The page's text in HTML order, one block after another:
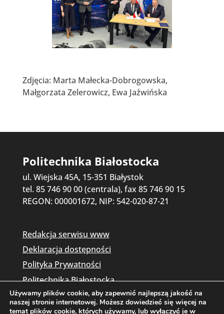
Zdjęcia: Marta Małecka-Dobrogowska,
Małgorzata Zelerowicz, Ewa Jaźwińska
Politechnika Białostocka
ul. Wiejska 45A, 15-351 Białystok
tel. 85 746 90 00 (centrala), fax 85 746 90 15
REGON: 000001672, NIP: 542-020-87-21
Redakcja serwisu www
Deklaracja dostępności
Polityka Prywatności
Politechnika Białostocka
Używamy plików cookie, aby zapewnić najlepszą jakość na
naszej stronie internetowej. Możesz dowiedzieć się więcej na
temat plików cookie, których używamy, lub wyłączyć je w